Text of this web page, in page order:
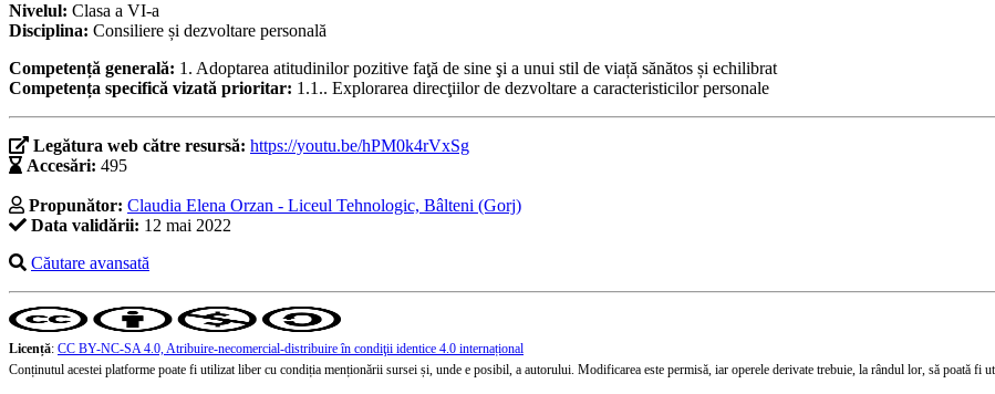
Nivelul: Clasa a VI-a
Disciplina: Consiliere și dezvoltare personală
Competență generală: 1. Adoptarea atitudinilor pozitive faţă de sine şi a unui stil de viață sănătos și echilibrat
Competența specifică vizată prioritar: 1.1.. Explorarea direcţiilor de dezvoltare a caracteristicilor personale
Legătura web către resursă: https://youtu.be/hPM0k4rVxSg
Accesări: 495
Propunător: Claudia Elena Orzan - Liceul Tehnologic, Bâlteni (Gorj)
Data validării: 12 mai 2022
Căutare avansată
Licență: CC BY-NC-SA 4.0, Atribuire-necomercial-distribuire în condiţii identice 4.0 internațional
Conținutul acestei platforme poate fi utilizat liber cu condiția menționării sursei și, unde e posibil, a autorului. Modificarea este permisă, iar operele derivate trebuie, la rândul lor, să poată fi